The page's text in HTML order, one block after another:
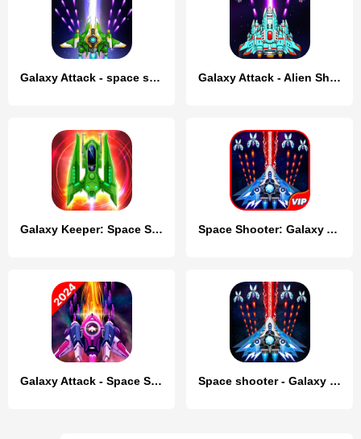
Galaxy Attack - space shooting Galaxy Attack - Alien Shooter
Galaxy Keeper: Space Shooter Space Shooter: Galaxy Attack
Galaxy Attack - Space Shooter Space shooter - Galaxy attack